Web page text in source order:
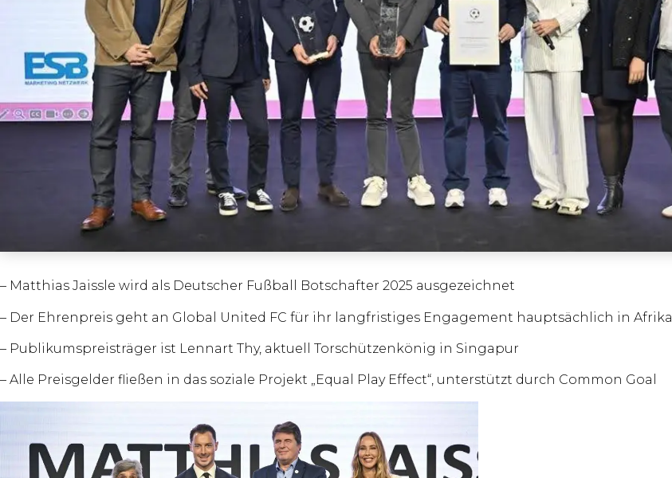
– Matthias Jaissle wird als Deutscher Fußball Botschafter 2025 ausgezeichnet
– Der Ehrenpreis geht an Global United FC für ihr langfristiges Engagement hauptsächlich in Afrika
– Publikumspreisträger ist Lennart Thy, aktuell Torschützenkönig in Singapur
– Alle Preisgelder fließen in das soziale Projekt „Equal Play Effect“, unterstützt durch Common Goal